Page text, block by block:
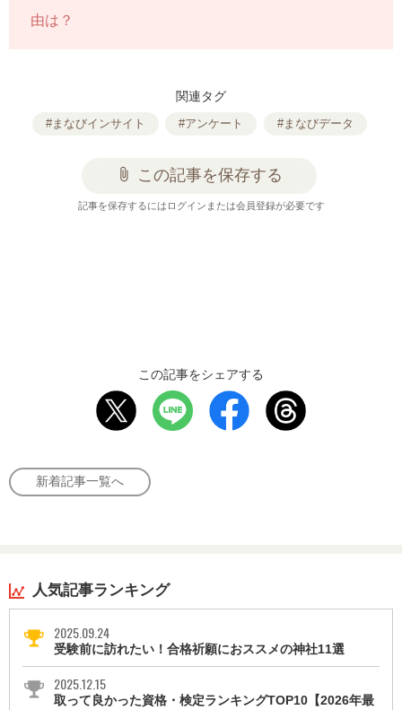
由は？
関連タグ
#まなびインサイト #アンケート #まなびデータ
attach_file この記事を保存する
記事を保存するにはログインまたは会員登録が必要です
この記事をシェアする
新着記事一覧へ
人気記事ランキング
2025.09.24
受験前に訪れたい！合格祈願におススメの神社11選
2025.12.15
取って良かった資格・検定ランキングTOP10【2026年最